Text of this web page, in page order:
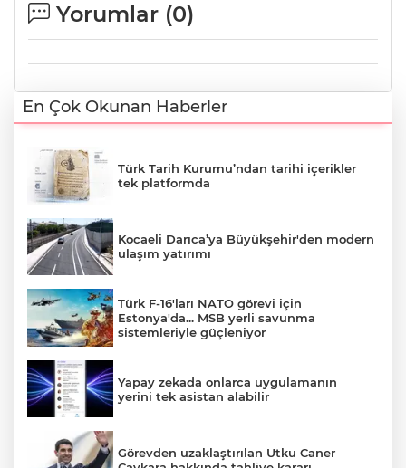
Yorumlar (0)
En Çok Okunan Haberler
Türk Tarih Kurumu’ndan tarihi içerikler
tek platformda
Kocaeli Darıca’ya Büyükşehir'den modern
ulaşım yatırımı
Türk F-16'ları NATO görevi için
Estonya'da... MSB yerli savunma
sistemleriyle güçleniyor
Yapay zekada onlarca uygulamanın
yerini tek asistan alabilir
Görevden uzaklaştırılan Utku Caner